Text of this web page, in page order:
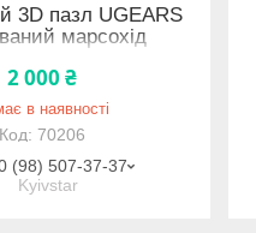
3D пазл UGEARS
марсохід
2 000 ₴
в наявності
70206
(98) 507-37-37
Kyivstar